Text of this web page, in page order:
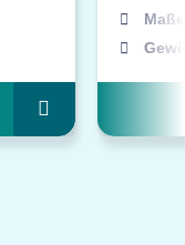
Maße